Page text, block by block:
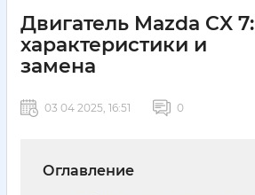
Двигатель Mazda CX 7:
характеристики и
замена
03 04 2025, 16:51 0
Оглавление